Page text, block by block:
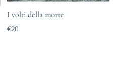
I volti della morte
€20